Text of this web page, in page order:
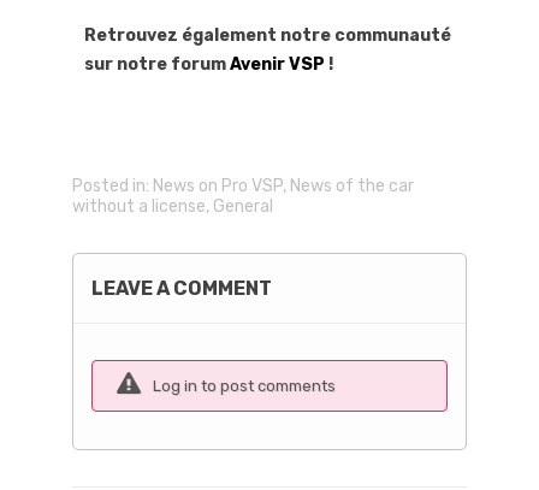
Retrouvez également notre communauté
sur notre forumAvenir VSP !
Posted in: News on Pro VSP, News of the car
without a license, General
LEAVE A COMMENT
Log in to post comments